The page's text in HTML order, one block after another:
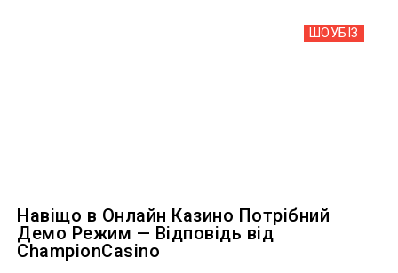
ШОУБIЗ
Навіщо в Онлайн Казино Потрібний
Демо Режим — Відповідь від
ChampionCasino